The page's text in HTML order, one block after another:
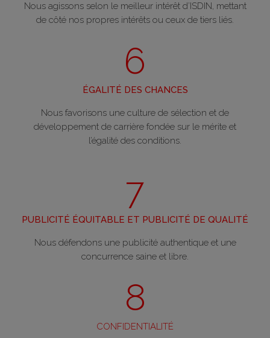
Nous agissons selon le meilleur intérêt d’ISDIN, mettant
de côté nos propres intérêts ou ceux de tiers liés.
6
ÉGALITÉ DES CHANCES
Nous favorisons une culture de sélection et de
développement de carrière fondée sur le mérite et
l’égalité des conditions.
7
PUBLICITÉ ÉQUITABLE ET PUBLICITÉ DE QUALITÉ
Nous défendons une publicité authentique et une
concurrence saine et libre.
8
CONFIDENTIALITÉ